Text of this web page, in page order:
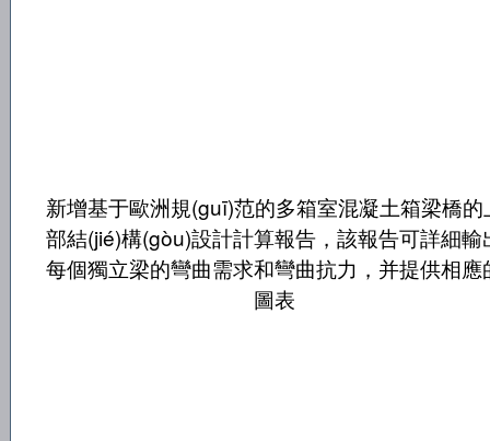
新增基于歐洲規(guī)范的多箱室混凝土箱梁橋的
部結(jié)構(gòu)設計計算報告，該報告可詳細輸
每個獨立梁的彎曲需求和彎曲抗力，并提供相應
圖表